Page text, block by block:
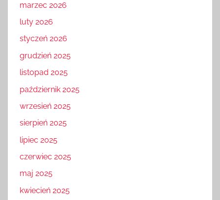
marzec 2026
luty 2026
styczeń 2026
grudzień 2025
listopad 2025
październik 2025
wrzesień 2025
sierpień 2025
lipiec 2025
czerwiec 2025
maj 2025
kwiecień 2025